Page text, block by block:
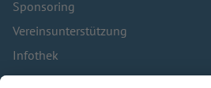
Sponsoring
Vereinsunterstützung
Infothek
Kontakt